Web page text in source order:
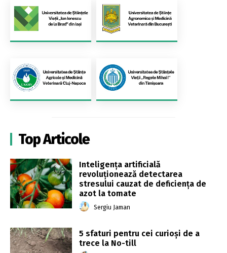
Top Articole
Inteligența artificială
revoluționează detectarea
stresului cauzat de deficiența de
azot la tomate
Sergiu Jaman
5 sfaturi pentru cei curioși de a
trece la No-till